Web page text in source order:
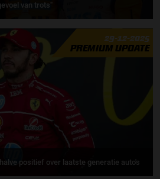
van trots"
29-12-2025
PREMIUM UPDATE
positief over laatste generatie auto's